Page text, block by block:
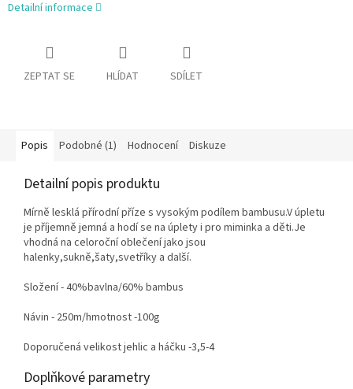
Detailní informace
ZEPTAT SE HLÍDAT SDÍLET
Popis Podobné (1) Hodnocení Diskuze
Detailní popis produktu
Mírně lesklá přírodní příze s vysokým podílem bambusu.V úpletu
je příjemně jemná a hodí se na úplety i pro miminka a děti.Je
vhodná na celoroční oblečení jako jsou
halenky,sukně,šaty,svetříky a další.
Složení - 40%bavlna/60% bambus
Návin - 250m/hmotnost -100g
Doporučená velikost jehlic a háčku -3,5-4
Doplňkové parametry